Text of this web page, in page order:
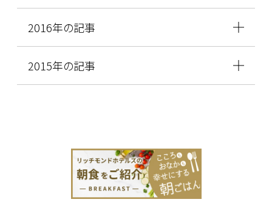
2016年の記事
2015年の記事